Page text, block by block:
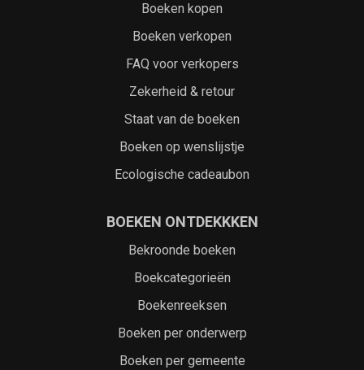
Boeken kopen
Boeken verkopen
FAQ voor verkopers
Zekerheid & retour
Staat van de boeken
Boeken op wenslijstje
Ecologische cadeaubon
BOEKEN ONTDEKKKEN
Bekroonde boeken
Boekcategorieën
Boekenreeksen
Boeken per onderwerp
Boeken per gemeente